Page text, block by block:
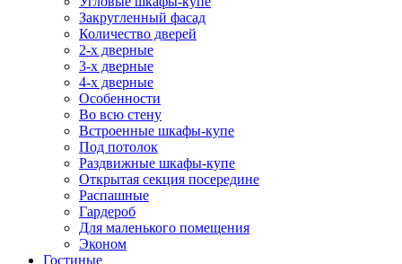
Закругленный фасад
Количество дверей
2-х дверные
3-х дверные
4-х дверные
Особенности
Во всю стену
Встроенные шкафы-купе
Под потолок
Раздвижные шкафы-купе
Открытая секция посередине
Распашные
Гардероб
Для маленького помещения
Эконом
Гостиные